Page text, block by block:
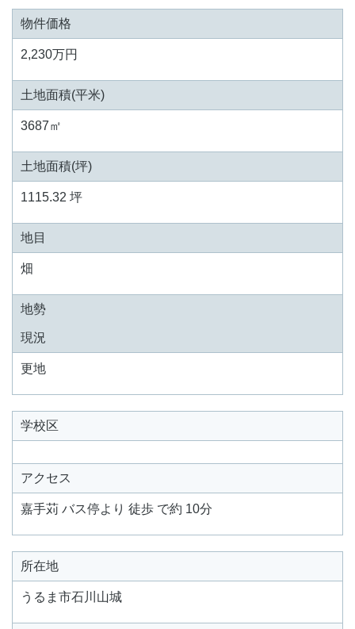
物件価格
2,230万円
土地面積(平米)
3687㎡
土地面積(坪)
1115.32 坪
地目
畑
地勢
現況
更地
学校区
アクセス
嘉手苅 バス停より 徒歩 で約 10分
所在地
うるま市石川山城